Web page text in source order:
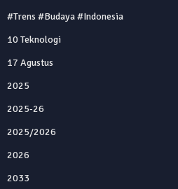
#trens #budaya #indonesia
10 Teknologi
17 Agustus
2025
2025‑26
2025/2026
2026
2033